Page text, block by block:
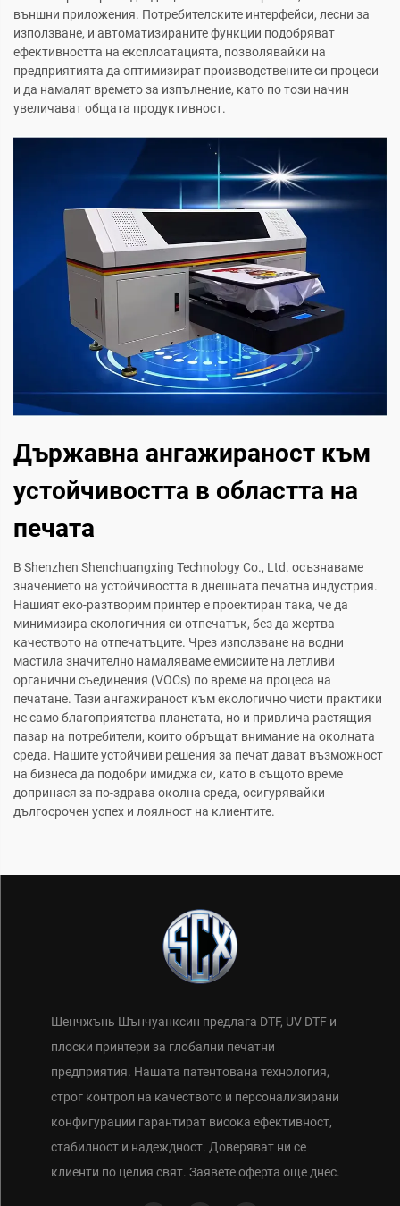
външни приложения. Потребителските интерфейси, лесни за
използване, и автоматизираните функции подобряват
ефективността на експлоатацията, позволявайки на
предприятията да оптимизират производствените си процеси
и да намалят времето за изпълнение, като по този начин
увеличават общата продуктивност.
Държавна ангажираност към
устойчивостта в областта на
печата
В Shenzhen Shenchuangxing Technology Co., Ltd. осъзнаваме
значението на устойчивостта в днешната печатна индустрия.
Нашият еко-разтворим принтер е проектиран така, че да
минимизира екологичния си отпечатък, без да жертва
качеството на отпечатъците. Чрез използване на водни
мастила значително намаляваме емисиите на летливи
органични съединения (VOCs) по време на процеса на
печатане. Тази ангажираност към екологично чисти практики
не само благоприятства планетата, но и привлича растящия
пазар на потребители, които обръщат внимание на околната
среда. Нашите устойчиви решения за печат дават възможност
на бизнеса да подобри имиджа си, като в същото време
допринася за по-здрава околна среда, осигурявайки
дългосрочен успех и лоялност на клиентите.
Шенчжънь Шънчуанксин предлага DTF, UV DTF и
плоски принтери за глобални печатни
предприятия. Нашата патентована технология,
строг контрол на качеството и персонализирани
конфигурации гарантират висока ефективност,
стабилност и надеждност. Доверяват ни се
клиенти по целия свят. Заявете оферта още днес.